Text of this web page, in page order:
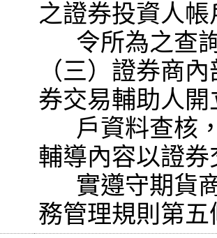
之證券投資人
（三）證券商
券交易輔助人
輔導內容以證
務管理規則第